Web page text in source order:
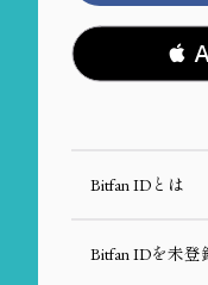

Bitfan IDとは
Bitfan IDを未登